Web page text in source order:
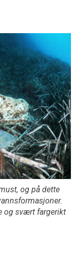
og på dette
og svært fargerikt